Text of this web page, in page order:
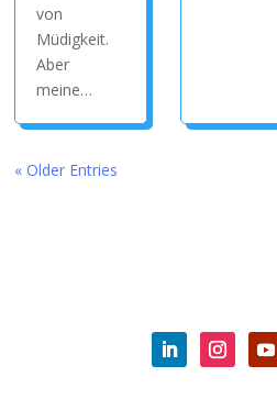
von
Müdigkeit.
Aber
meine…
« Older Entries